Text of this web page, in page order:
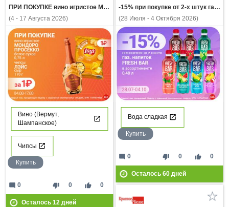
ПРИ ПОКУПКЕ вино игристое МОНДОРО ПРОСЕККО белое сухое 0,75л чипсы ЛЭЙС сыр 170г за 1 рубль
(4 - 17 Августа 2026)
Вино (Вермут,
Шампанское)
Чипсы
Купить
thumb_down 0 thumb_up 0
mode_comment 0
Осталось 12дней
-15% при покупке от 2-х штук газ напиток FRESH BAR в ассортимент 0,48л
(28 Июля - 4 Октября 2026)
Вода сладкая
Купить
thumb_down 0 thumb_up 0
mode_comment 0
Осталось 60дней